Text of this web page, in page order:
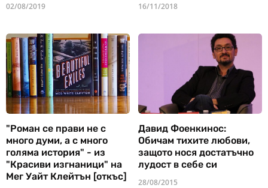
02/08/2019 16/11/2018
"Роман се прави не с
много думи, а с много
голяма история" - из
"Красиви изгнаници" на
Мег Уайт Клейтън [откъс]
Давид Фоенкинос:
Обичам тихите любови,
защото нося достатъчно
лудост в себе си
28/08/2015